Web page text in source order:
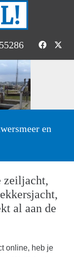
en
zeiljacht,
al aan de
online, heb je